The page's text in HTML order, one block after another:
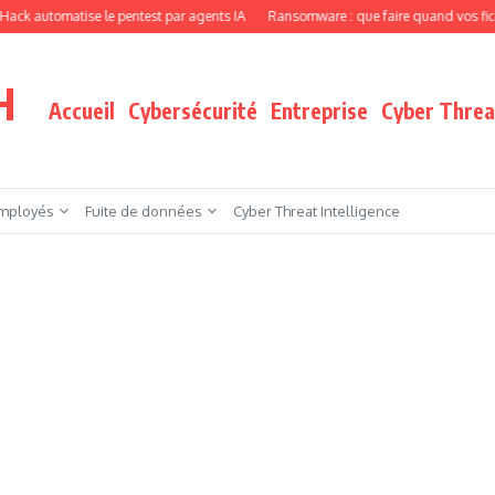
par agents IA Ransomware : que faire quand vos fichiers sont chiffrés ?
Accueil Cybersécurité Entreprise Cyber
Fuite de données Cyber Threat Intelligence